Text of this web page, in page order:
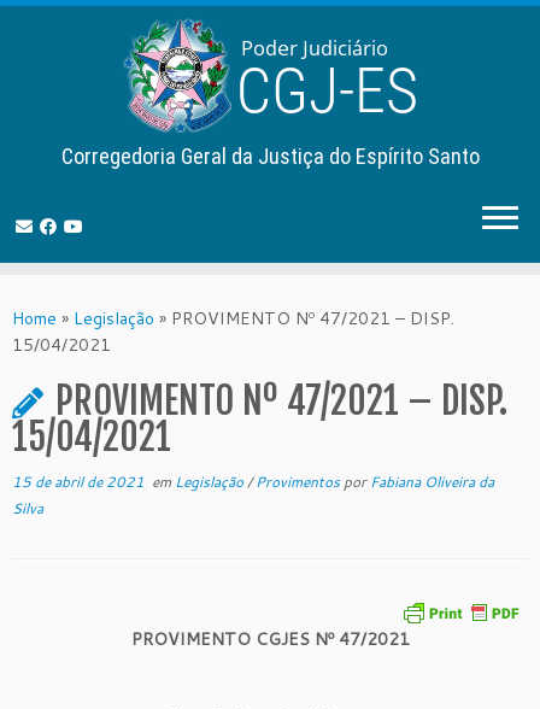
to
content
Corregedoria Geral da Justiça do Espírito Santo
Home » Legislação » PROVIMENTO Nº 47/2021 – DISP.
15/04/2021
PROVIMENTO Nº 47/2021 – DISP.
15/04/2021
15 de abril de 2021 em Legislação/ProvimentosporFabiana Oliveira da
Silva
PROVIMENTO CGJES Nº 47/2021